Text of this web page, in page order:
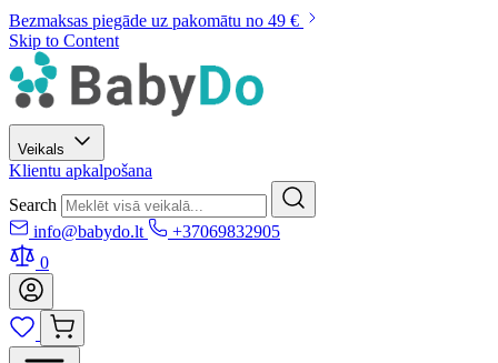
Bezmaksas piegāde uz pakomātu no 49 €
Skip to Content
Veikals
Klientu apkalpošana
Search
info@babydo.lt
+37069832905
0